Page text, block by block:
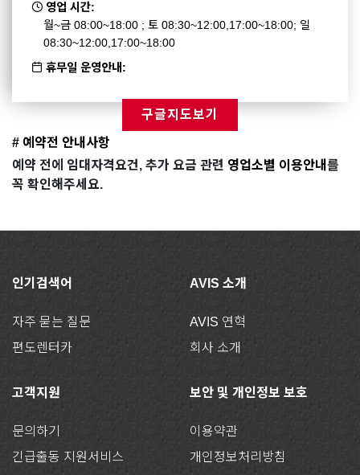
영업 시간:
월~금 08:00~18:00 ; 토 08:30~12:00,17:00~18:00; 일
08:30~12:00,17:00~18:00
휴무일 운영안내:
구글지도보기
# 예약전 안내사항
예약 전에 임대자격요건, 추가 요금 관련 영업소별 이용안내 를
꼭 확인해주세요.
인기검색어
자주 묻는 질문
편도렌터카
AVIS 소개
AVIS 연혁
회사 소개
고객지원
문의하기
긴급출동 지원서비스
보안 및 개인정보 보호
이용약관
개인정보처리방침